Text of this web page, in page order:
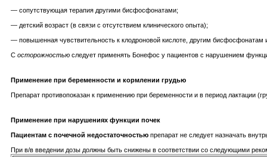
— сопутствующая терапия другими бисфосфонатами;
— детский возраст (в связи с отсутствием клинического опыта);
— повышенная чувствительность к клодроновой кислоте, другим
С осторожностью следует применять Бонефос у пациентов с нарушением
Применение при беременности и кормлении грудью
Препарат противопоказан к применению при беременности и в период лактации
Применение при нарушениях функции почек
Пациентам с почечной недостаточностью препарат не следует назначать
При в/в введении дозы должны быть снижены в соответствии со следующими